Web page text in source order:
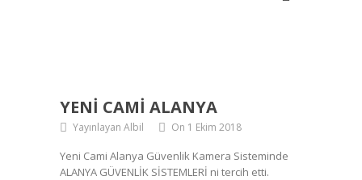
YENI CAMI ALANYA
Yayınlayan Albil On 1 Ekim 2018
Yeni Cami Alanya Güvenlik Kamera Sisteminde
ALANYA GÜVENLİK SİSTEMLERİ ni tercih etti.